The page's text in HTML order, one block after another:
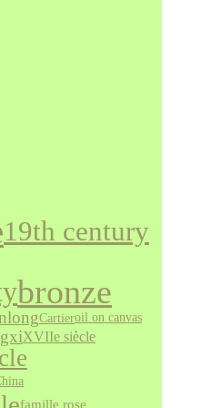
19th century
bronze
Cartieroil on canvas
XVIIe siècle
famille rose